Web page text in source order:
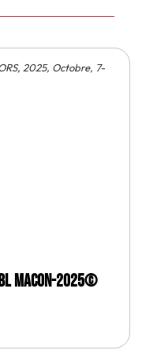
, 2025, Octobre, 7-
Macon-2025©